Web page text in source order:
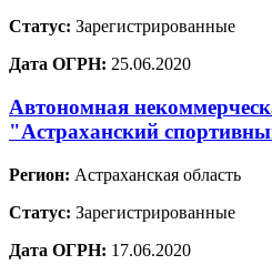
Статус: Зарегистрированные
Дата ОГРН: 25.06.2020
Автономная
"Астраханский
Регион: Астраханская область
Статус: Зарегистрированные
Дата ОГРН: 17.06.2020